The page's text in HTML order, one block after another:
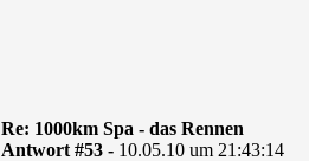
Re: 1000km Spa - das Rennen
Antwort #53 - 10.05.10 um 21:43:14